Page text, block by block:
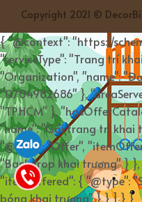
Copyright 2021 ©
{ "@context": "https://
"serviceType": "Trang trí
"Organization", "name":
"0704982686" },
"TP.HCM" },
"name": "Gói trang trí khai
"@type": "Offer",
"Backdrop khai trương" }
"itemOffered": { "@type":
bóng khai trương" } } ] } }